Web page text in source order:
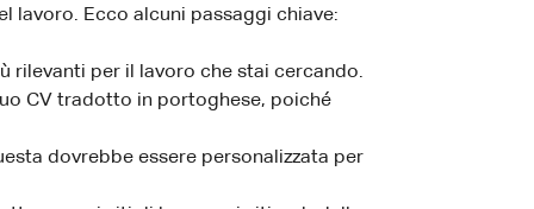
lavoro. Ecco alcuni passaggi chiave:
rilevanti per il lavoro che stai cercando.
CV tradotto in portoghese, poiché
dovrebbe essere personalizzata per